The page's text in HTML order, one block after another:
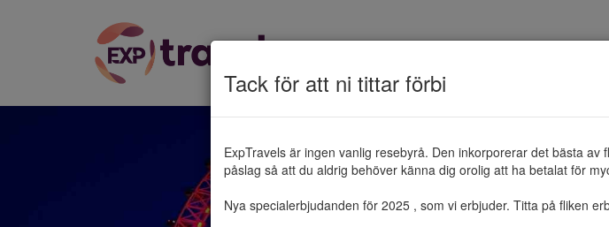
Tack för att ni tittar förbi
ExpTravels är ingen vanlig resebyrå. Den inkorporerar det bästa
påslag så att du aldrig behöver känna dig orolig att ha betalat för
Nya specialerbjudanden för 2025 , som vi erbjuder. Titta på fliken